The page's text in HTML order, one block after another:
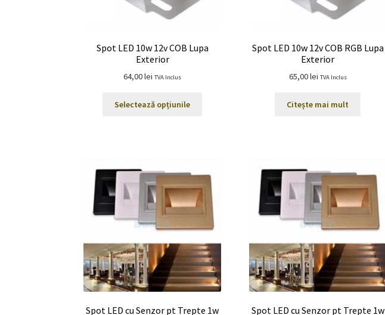
Spot LED 10w 12v COB Lupa
Exterior
64,00lei TVA Inclus
Selectează opțiunile
Opțiunile
pot
fi
alese
în
pagina
produsului.
Spot LED 10w 12v COB RGB Lupa
Exterior
65,00lei TVA Inclus
Citește mai mult
Spot LED cu Senzor pt Trepte 1w
Spot LED cu Senzor pt Trepte 1w